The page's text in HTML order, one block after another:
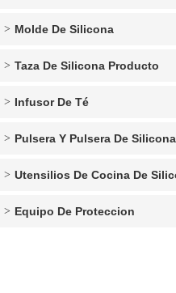
Molde De Silicona
Taza De Silicona Producto
Infusor De Té
Pulsera Y Pulsera De Silicona
Utensilios De Cocina De
Equipo De Proteccion